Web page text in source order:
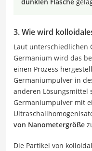
3. Wie wird
Laut unterschiedlichen
Germanium wird das
einen Prozess
Germaniumpulver in
anderen Lösungsmittel
Germaniumpulver mit
von Nanometergröße
Die Partikel von